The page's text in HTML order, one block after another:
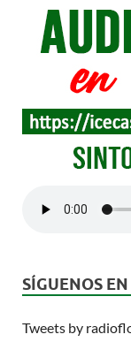
SÍGUENOS
Tweets by